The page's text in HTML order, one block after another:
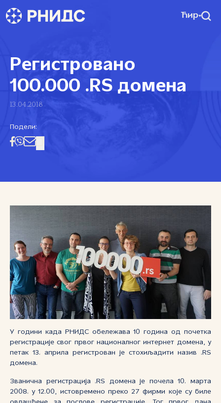
Ћир
Регистровано
100.000 .RS домена
13.04.2018
Подели:
У години када РНИДС обележава 10 година од почетка
регистрације свог првог националног интернет домена, у
петак 13. априла регистрован је стохиљадити назив .RS
домена.
Званична регистрација .RS домена је почела 10. марта
2008. у 12.00, истовремено преко 27 фирми које су биле